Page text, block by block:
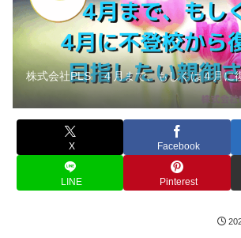
株式会社PLS ４月まで、もしくは４月に
X Facebook
LINE Pinterest